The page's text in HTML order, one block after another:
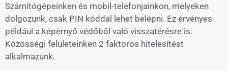
Számítógépeinken és mobil-telefonjainkon, melyeken
dolgozunk, csak PIN kóddal lehet belépni. Ez érvényes
például a képernyő védőből való visszatérésre is.
Közösségi felületeinken 2 faktoros hitelesítést
alkalmazunk.